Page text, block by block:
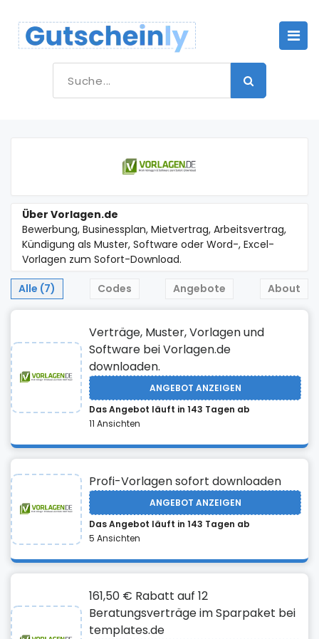
Über Vorlagen.de
Bewerbung, Businessplan, Mietvertrag, Arbeitsvertrag,
Kündigung als Muster, Software oder Word-, Excel-
Vorlagen zum Sofort-Download.
Alle (7) Codes Angebote About
Verträge, Muster, Vorlagen und
Software bei Vorlagen.de
downloaden.
ANGEBOT ANZEIGEN
Das Angebot läuft in 143 Tagen ab
11 Ansichten
Profi-Vorlagen sofort downloaden
ANGEBOT ANZEIGEN
Das Angebot läuft in 143 Tagen ab
5 Ansichten
161,50 € Rabatt auf 12
Beratungsverträge im Sparpaket bei
templates.de